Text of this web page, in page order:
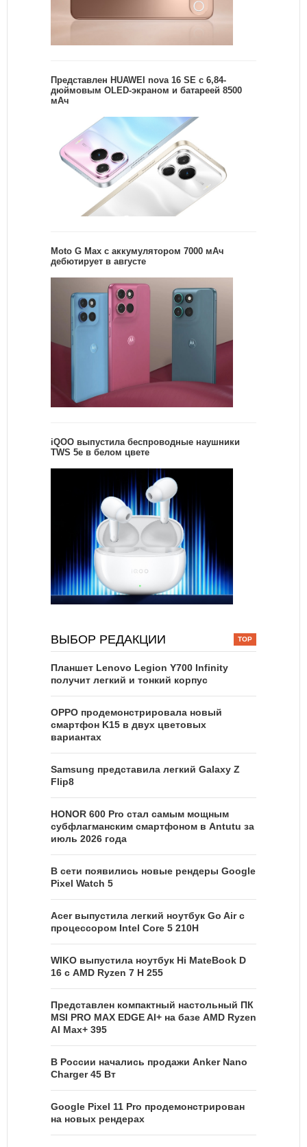
Представлен HUAWEI nova 16 SE с 6,84-
дюймовым OLED-экраном и батареей 8500
мАч
Moto G Max с аккумулятором 7000 мАч
дебютирует в августе
iQOO выпустила беспроводные наушники
TWS 5e в белом цвете
ВЫБОР РЕДАКЦИИ
Планшет Lenovo Legion Y700 Infinity
получит легкий и тонкий корпус
OPPO продемонстрировала новый
смартфон K15 в двух цветовых
вариантах
Samsung представила легкий Galaxy Z
Flip8
HONOR 600 Pro стал самым мощным
субфлагманским смартфоном в Antutu за
июль 2026 года
В сети появились новые рендеры Google
Pixel Watch 5
Acer выпустила легкий ноутбук Go Air c
процессором Intel Core 5 210H
WIKO выпустила ноутбук Hi MateBook D
16 с AMD Ryzen 7 H 255
Представлен компактный настольный ПК
MSI PRO MAX EDGE AI+ на базе AMD Ryzen
AI Max+ 395
В России начались продажи Anker Nano
Charger 45 Вт
Google Pixel 11 Pro продемонстрирован
на новых рендерах